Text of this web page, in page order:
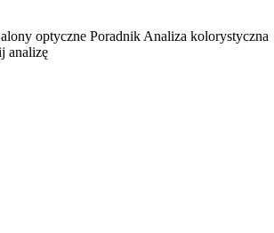
optyczne Poradnik Analiza kolorystyczna
analizę